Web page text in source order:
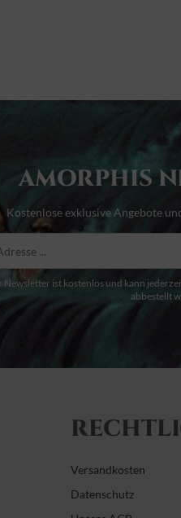
AMORPHIS
Kostenlose exklusive Angebote
Newsletter ist kostenlos und kann
abbestellt
Versandkosten
Datenschutz